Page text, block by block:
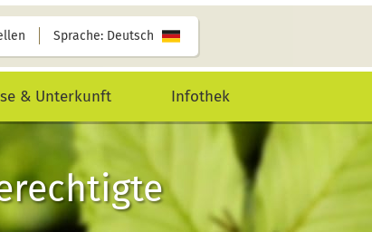
Sprache: Deutsch
& Unterkunft Infothek